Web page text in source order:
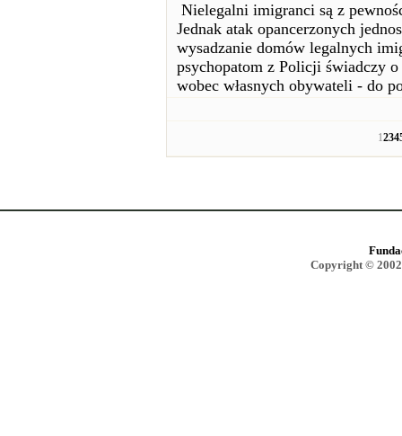
Nielegalni imigranci są z
Jednak atak opancerzonych
wysadzanie domów legalnych
psychopatom z Policji świadczy
wobec własnych obywateli - do
1234
Copyright ©